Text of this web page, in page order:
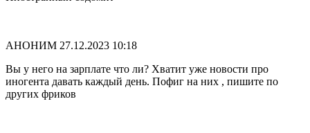
АНОНИМ 27.12.2023 10:18
Вы у него на зарплате что ли? Хватит уже новости про
иногента давать каждый день. Пофиг на них , пишите по
других фриков